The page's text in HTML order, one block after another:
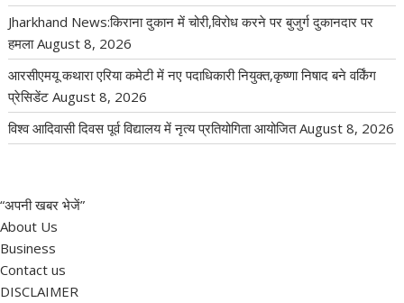
Jharkhand News:किराना दुकान में चोरी,विरोध करने पर बुजुर्ग दुकानदार पर
हमला August 8, 2026
आरसीएमयू कथारा एरिया कमेटी में नए पदाधिकारी नियुक्त,कृष्णा निषाद बने वर्किंग
प्रेसिडेंट August 8, 2026
विश्व आदिवासी दिवस पूर्व विद्यालय में नृत्य प्रतियोगिता आयोजित August 8, 2026
“अपनी खबर भेजें”
About Us
Business
Contact us
DISCLAIMER